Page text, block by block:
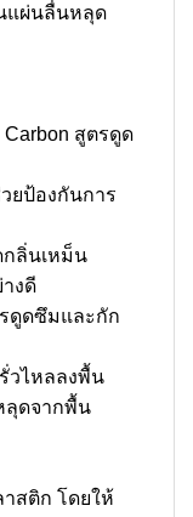
แผ่นลื่นหลุด
สูตรดูด
ยป้องกันการ
ลิ่นเหม็น
งดี
ดูดซึมและกัก
วไหลลงพื้น
ลุดจากพื้น
สติก โดยให้